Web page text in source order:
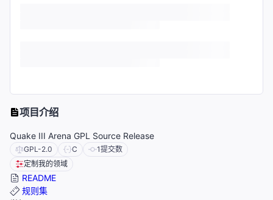
项目介绍
Quake III Arena GPL Source Release
GPL-2.0 C 1提交数
定制我的领域
README
规则集